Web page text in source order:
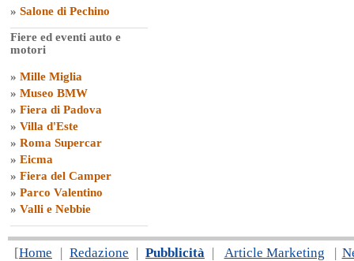
» Salone di Pechino
Fiere ed eventi auto e
motori
» Mille Miglia
» Museo BMW
» Fiera di Padova
» Villa d'Este
» Roma Supercar
» Eicma
» Fiera del Camper
» Parco Valentino
» Valli e Nebbie
[Home | Redazione | Pubblicità | Article Marketing |